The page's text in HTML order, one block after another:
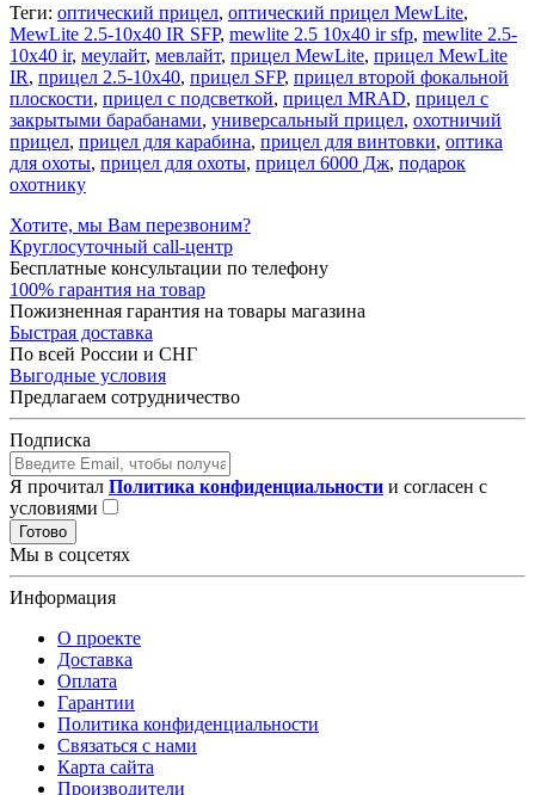
Теги: оптический прицел, оптический прицел MewLite,
MewLite 2.5-10x40 IR SFP, mewlite 2.5 10x40 ir sfp, mewlite 2.5-
10x40 ir, меулайт, мевлайт, прицел MewLite, прицел MewLite
IR, прицел 2.5-10x40, прицел SFP, прицел второй фокальной
плоскости, прицел с подсветкой, прицел MRAD, прицел с
закрытыми барабанами, универсальный прицел, охотничий
прицел, прицел для карабина, прицел для винтовки, оптика
для охоты, прицел для охоты, прицел 6000 Дж, подарок
охотнику
Хотите, мы Вам перезвоним?
Круглосуточный call-центр
Бесплатные консультации по телефону
100% гарантия на товар
Пожизненная гарантия на товары магазина
Быстрая доставка
По всей России и СНГ
Выгодные условия
Предлагаем сотрудничество
Подписка
Я прочитал Политика конфиденциальности и согласен с
условиями
Готово
Мы в соцсетях
Информация
О проекте
Доставка
Оплата
Гарантии
Политика конфиденциальности
Связаться с нами
Карта сайта
Производители